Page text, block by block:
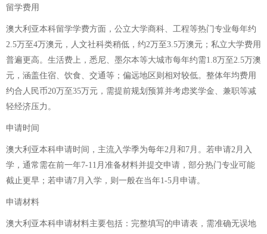
留学费用
澳大利亚本科留学学费方面，公立大学商科、工程等热门专业每年约
2.5万至4万澳元，人文社科类稍低，约2万至3.5万澳元；私立大学费用
普遍更高。生活费上，悉尼、墨尔本等大城市每年约需1.8万至2.5万澳
元，涵盖住宿、饮食、交通等；偏远地区则相对较低。整体年均费用
约合人民币20万至35万元，需提前规划预算并考虑奖学金、兼职等减
轻经济压力。
申请时间
澳大利亚本科申请时间，主流入学季为每年2月和7月。若申请2月入
学，通常需在前一年7-11月准备材料并提交申请，部分热门专业可能
截止更早；若申请7月入学，则一般在当年1-5月申请。
申请材料
澳大利亚本科申请材料主要包括：完整填写的申请表，需准确无误地